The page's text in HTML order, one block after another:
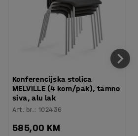
Konferencijska stolica
MELVILLE (4 kom/pak), tamno
siva, alu lak
Art. br.:102436
585,00 KM